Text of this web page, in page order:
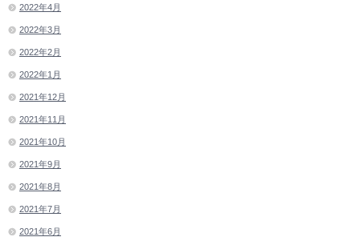
2022年4月
2022年3月
2022年2月
2022年1月
2021年12月
2021年11月
2021年10月
2021年9月
2021年8月
2021年7月
2021年6月